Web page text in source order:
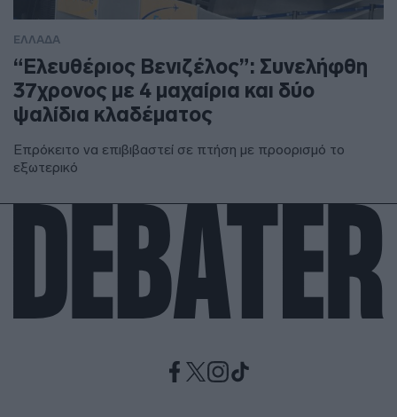
ΕΛΛΑΔΑ
“Ελευθέριος Βενιζέλος”: Συνελήφθη
37χρονος με 4 μαχαίρια και δύο
ψαλίδια κλαδέματος
Επρόκειτο να επιβιβαστεί σε πτήση με προορισμό το
εξωτερικό